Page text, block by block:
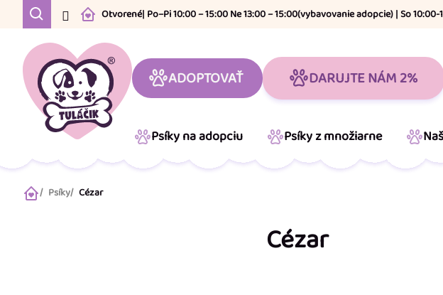
Otvorené| Po–Pi 10:00 – 15:00 Ne 13:00 – 15:00(vybavovanie adopcie) | So
ADOPTOVAŤ DARUJTE NÁM 2%
Psíky na adopciu Psíky z množiarne
DomovPsíky Cézar
Cézar